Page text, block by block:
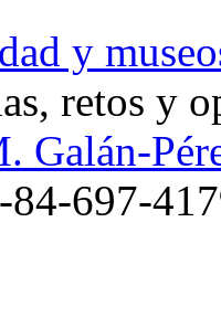
y
retos y
Galán-
84-697-